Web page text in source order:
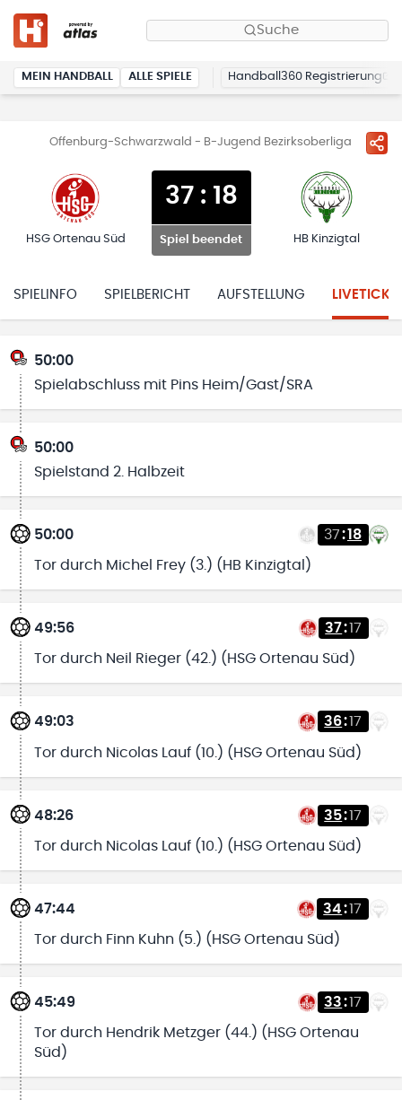
Suche
MEIN HANDBALL ALLE SPIELE Handball360 Registrierung
Offenburg-Schwarzwald - B-Jugend Bezirksoberliga
HSG Ortenau Süd
37: 18
Spiel beendet HB Kinzigtal
SPIELINFO SPIELBERICHT AUFSTELLUNG
50:00
Spielabschluss mit Pins Heim/Gast/SRA
50:00
Spielstand 2. Halbzeit
50:00 37:18
Tor durch Michel Frey (3.) (HB Kinzigtal)
49:56 37:17
Tor durch Neil Rieger (42.) (HSG Ortenau Süd)
49:03 36:17
Tor durch Nicolas Lauf (10.) (HSG Ortenau Süd)
48:26 35:17
Tor durch Nicolas Lauf (10.) (HSG Ortenau Süd)
47:44 34:17
Tor durch Finn Kuhn (5.) (HSG Ortenau Süd)
45:49 33:17
Tor durch Hendrik Metzger (44.) (HSG Ortenau
Süd)